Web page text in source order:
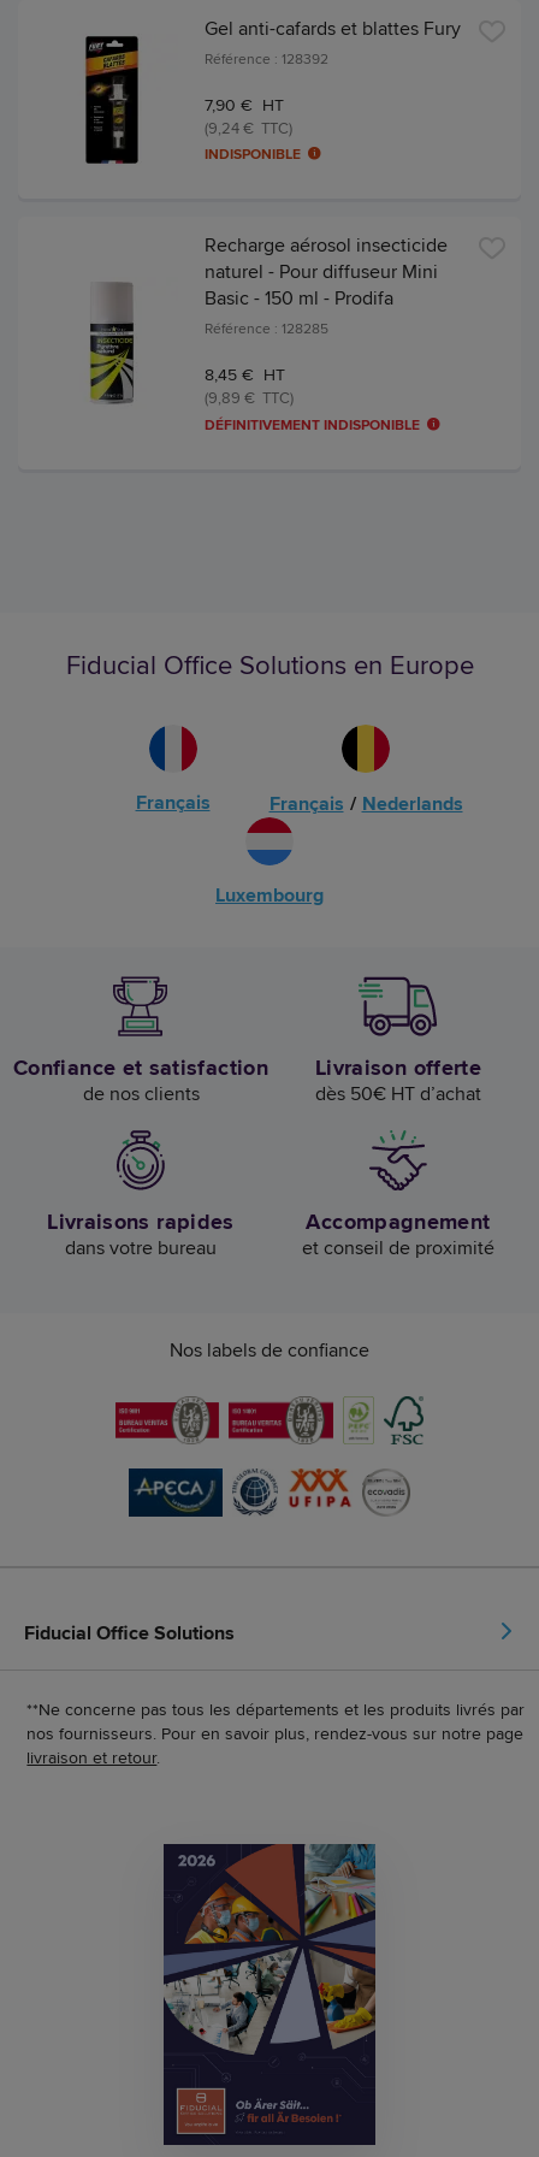
Gel anti-cafards et blattes Fury
Référence : 128392
7,90 € HT
(9,24 € TTC)
INDISPONIBLE
Recharge aérosol insecticide
naturel - Pour diffuseur Mini
Basic - 150 ml - Prodifa
Référence : 128285
8,45 € HT
(9,89 € TTC)
DÉFINITIVEMENT INDISPONIBLE
Fiducial Office Solutions en Europe
Français Français / Nederlands
Luxembourg
Confiance et satisfaction
de nos clients
Livraison offerte
dès 50€ HT d’achat
Livraisons rapides
dans votre bureau
Accompagnement
et conseil de proximité
Nos labels de confiance
Fiducial Office Solutions
**Ne concerne pas tous les départements et les produits livrés par
nos fournisseurs. Pour en savoir plus, rendez-vous sur notre page
livraison et retour.